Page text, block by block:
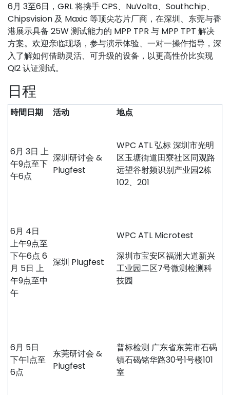
6月 3至6日，GRL 将携手 CPS、NuVolta、Southchip、
Chipsvision 及 Maxic 等顶尖芯片厂商，在深圳、东莞与香
港展示具备 25W 测试能力的 MPP TPR 与 MPP TPT 解决
方案。 欢迎亲临现场，参与演示体验、一对一操作指导，深
入了解如何借助灵活、 可升级的设备，以更高性价比实现
Qi2 认证测试。
日程
時間日期 活动 地点
6月 3日 上
午9点至下
午6点
深圳研讨会 &
Plugfest
WPC ATL 弘标 深圳市光明
区玉塘街道田寮社区同观路
远望谷射频识别产业园2栋
102、201
6月 4日
上午9点至
下午6点 6
月 5日 上
午9点至中
午
深圳 Plugfest
WPC ATL Microtest
深圳市宝安区福洲大道新兴
工业园二区7号微测检测科
技园
6月 5日
下午1点至
6点
东莞研讨会 &
Plugfest
普标检测 广东省东莞市石碣
镇石碣铭华路30号1号楼101
室